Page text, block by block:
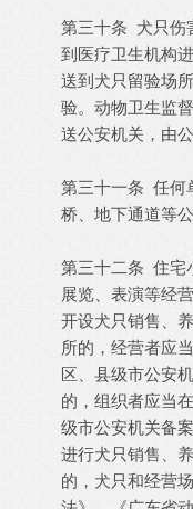
第三十条 犬只伤
到医疗卫生机构
送到犬只留验场
验。动物卫生监
送公安机关，由
第三十一条 任何
桥、地下通道等
第三十二条 住宅
展览、表演等经营
开设犬只销售、
所的，经营者应
区、县级市公安
的，组织者应当
级市公安机关备案
进行犬只销售、
的，犬只和经营